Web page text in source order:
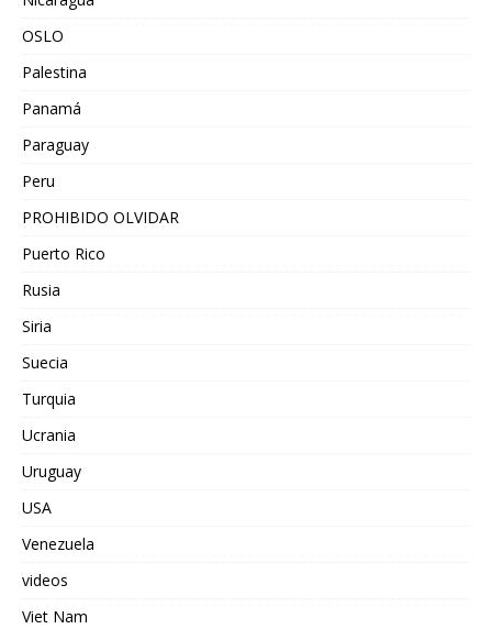
OSLO
Palestina
Panamá
Paraguay
Peru
PROHIBIDO OLVIDAR
Puerto Rico
Rusia
Siria
Suecia
Turquia
Ucrania
Uruguay
USA
Venezuela
videos
Viet Nam